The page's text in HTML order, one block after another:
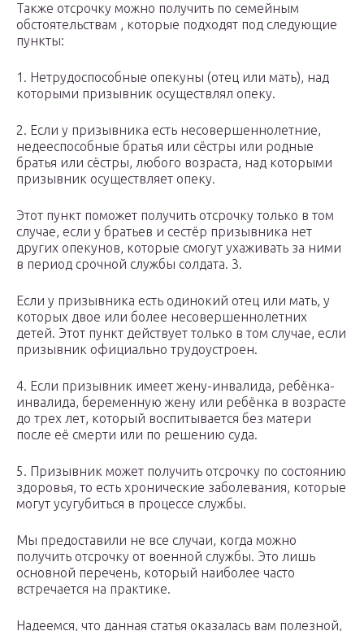
Также отсрочку можно получить по семейным
обстоятельствам , которые подходят под следующие
пункты:
1. Нетрудоспособные опекуны (отец или мать), над
которыми призывник осуществлял опеку.
2. Если у призывника есть несовершеннолетние,
недееспособные братья или сёстры или родные
братья или сёстры, любого возраста, над которыми
призывник осуществляет опеку.
Этот пункт поможет получить отсрочку только в том
случае, если у братьев и сестёр призывника нет
других опекунов, которые смогут ухаживать за ними
в период срочной службы солдата. 3.
Если у призывника есть одинокий отец или мать, у
которых двое или более несовершеннолетних
детей. Этот пункт действует только в том случае, если
призывник официально трудоустроен.
4. Если призывник имеет жену-инвалида, ребёнка-
инвалида, беременную жену или ребёнка в возрасте
до трех лет, который воспитывается без матери
после её смерти или по решению суда.
5. Призывник может получить отсрочку по состоянию
здоровья, то есть хронические заболевания, которые
могут усугубиться в процессе службы.
Мы предоставили не все случаи, когда можно
получить отсрочку от военной службы. Это лишь
основной перечень, который наиболее часто
встречается на практике.
Надеемся, что данная статья оказалась вам полезной,